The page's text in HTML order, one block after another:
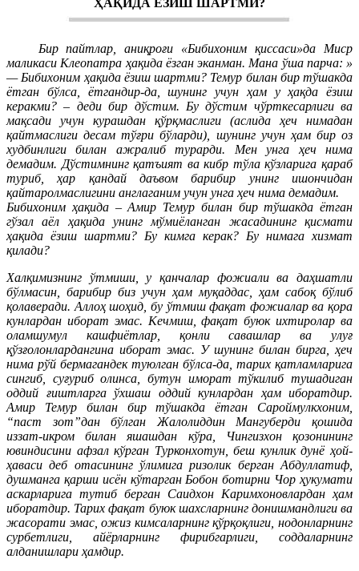
Бир пайтлар, аниқроғи «Бибихоним қиссаси»да Миср
маликаси Клеопатра ҳақида ёзган эканман. Мана ўша парча: »
— Бибихоним ҳақида ёзиш шартми? Темур билан бир тўшакда
ётган бўлса, ётгандир-да, шунинг учун ҳам у ҳақда ёзиш
керакми? – деди бир дўстим. Бу дўстим чўрткесарлиги ва
мақсади учун курашдан қўрқмаслиги (аслида ҳеч нимадан
қайтмаслиги десам тўғри бўларди), шунинг учун ҳам бир оз
худбинлиги билан ажралиб турарди. Мен унга ҳеч нима
демадим. Дўстимнинг қатъият ва кибр тўла кўзларига қараб
туриб, ҳар қандай даъвом барибир унинг ишончидан
қайтаролмаслигини англаганим учун унга ҳеч нима демадим.
Бибихоним ҳақида – Амир Темур билан бир тўшакда ётган
гўзал аёл ҳақида унинг мўмиёланган жасадининг қисмати
ҳақида ёзиш шартми? Бу кимга керак? Бу нимага хизмат
қилади?
Халқимизнинг ўтмиши, у қанчалар фожиали ва даҳшатли
бўлмасин, барибир биз учун ҳам муқаддас, ҳам сабоқ бўлиб
қолаверади. Аллоҳ шоҳид, бу ўтмиш фақат фожиалар ва қора
кунлардан иборат эмас. Кечмиш, фақат буюк ихтиролар ва
оламшумул кашфиётлар, қонли савашлар ва улуғ
қўзғолонлардангина иборат эмас. У шунинг билан бирга, ҳеч
нима рўй бермагандек туюлган бўлса-да, тарих қатламларига
сингиб, суғуриб олинса, бутун иморат тўкилиб тушадиган
оддий ғиштларга ўхшаш оддий кунлардан ҳам иборатдир.
Амир Темур билан бир тўшакда ётган Сароймулкхоним,
“паст зот”дан бўлган Жалолиддин Мангуберди қошида
иззат-икром билан яшашдан кўра, Чингизхон қозонининг
ювиндисини афзал кўрган Турконхотун, беш кунлик дунё ҳой-
ҳаваси деб отасининг ўлимига ризолик берган Абдуллатиф,
душманга қарши исён кўтарган Бобон ботирни Чор ҳукумати
аскарларига тутиб берган Саидхон Каримхоновлардан ҳам
иборатдир. Тарих фақат буюк шахсларнинг донишмандлиги ва
жасорати эмас, ожиз кимсаларнинг қўрқоқлиги, нодонларнинг
сурбетлиги, айёрларнинг фирибгарлиги, соддаларнинг
алданишлари ҳамдир.